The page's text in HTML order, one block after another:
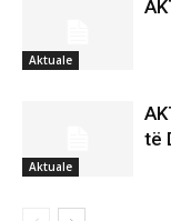
Aktuale
Aktuale
të